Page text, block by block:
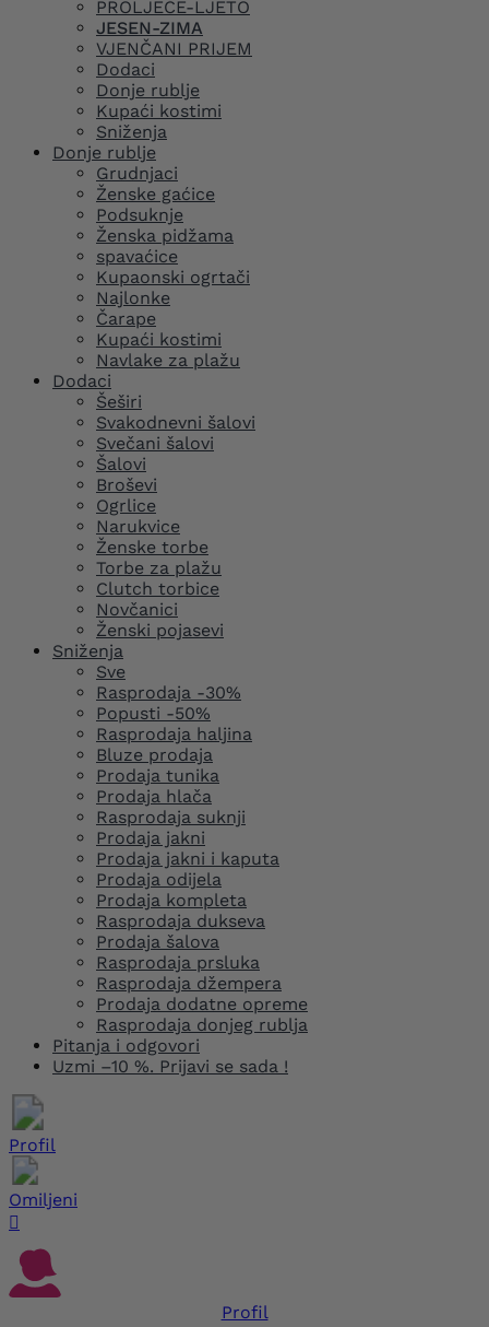
PROLJEĆE-LJETO
JESEN-ZIMA
VJENČANI PRIJEM
Dodaci
Donje rublje
Kupaći kostimi
Sniženja
Donje rublje
Grudnjaci
Ženske gaćice
Podsuknje
Ženska pidžama
spavaćice
Kupaonski ogrtači
Najlonke
Čarape
Kupaći kostimi
Navlake za plažu
Dodaci
Šeširi
Svakodnevni šalovi
Svečani šalovi
Šalovi
Broševi
Ogrlice
Narukvice
Ženske torbe
Torbe za plažu
Clutch torbice
Novčanici
Ženski pojasevi
Sniženja
Sve
Rasprodaja -30%
Popusti -50%
Rasprodaja haljina
Bluze prodaja
Prodaja tunika
Prodaja hlača
Rasprodaja suknji
Prodaja jakni
Prodaja jakni i kaputa
Prodaja odijela
Prodaja kompleta
Rasprodaja dukseva
Prodaja šalova
Rasprodaja prsluka
Rasprodaja džempera
Prodaja dodatne opreme
Rasprodaja donjeg rublja
Pitanja i odgovori
Uzmi –10 %. Prijavi se sada !
Profil
Omiljeni

Profil